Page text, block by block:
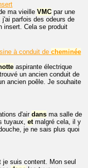
ma vieille VMC par une
parfois des odeurs de
insert. Cela se produit
à conduit de cheminée
aspirante électrique
un ancien conduit de
ancien poêle. Je souhaite
d'air dans ma salle de
tuyaux, etmalgré cela, il y
je ne sais plus quoi
je suis content. Mon seul